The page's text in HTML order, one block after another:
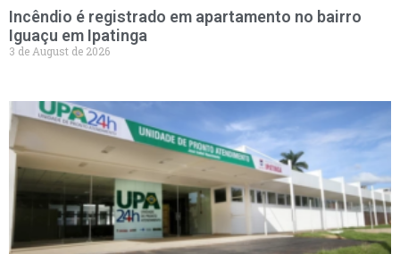
Incêndio é registrado em apartamento no bairro
Iguaçu em Ipatinga
3 de August de 2026